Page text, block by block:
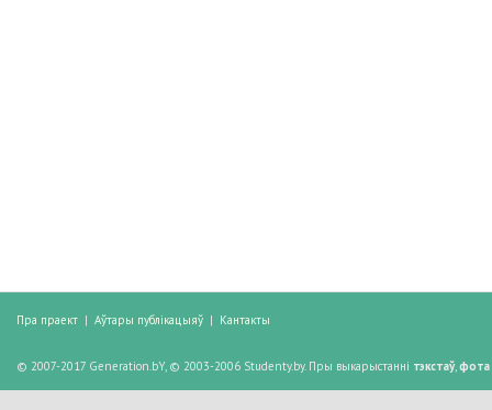
Пра праект | Аўтары публікацыяў | Кантакты
© 2007-2017 Generation.bY, © 2003-2006 Studenty.by. Пры выкарыстанні тэкстаў, фота